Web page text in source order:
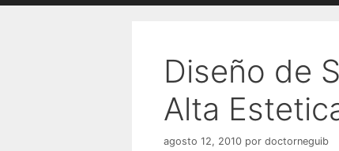
Diseño de
Alta
agosto 12, 2010 por doctorneguib